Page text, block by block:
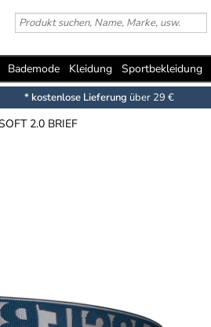
Bademode Kleidung Sportbekleidung
* kostenlose Lieferung über 29 €
2.0 BRIEF